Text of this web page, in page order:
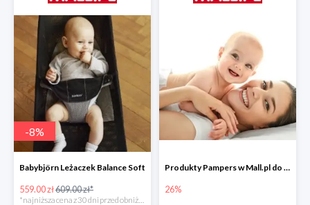
-8%
Babybjörn Leżaczek Balance Soft
559.00 zł609.00 zł*
Produkty Pampers w Mall.pl do -26%
26%